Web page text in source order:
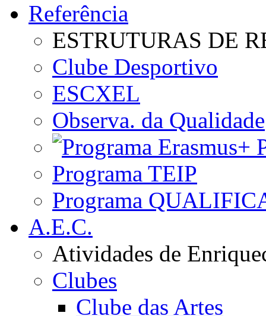
Referência
ESTRUTURAS DE
Clube Desportivo
ESCXEL
Observa. da Qualidade
Programa TEIP
Programa
A.E.C.
Atividades de
Clubes
Clube das Artes